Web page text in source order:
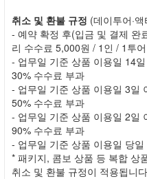
취소 및 환불 규정 (데이투어·
- 예약 확정 후(입금 및 결제 완
리 수수료 5,000원 / 1인 / 1투
- 업무일 기준 상품 이용일 14
30% 수수료 부과
- 업무일 기준 상품 이용일 3일
50% 수수료 부과
- 업무일 기준 상품 이용일 2일
90% 수수료 부과
- 업무일 기준 상품 이용일 당
* 패키지, 콤보 상품 등 복합 상
취소 및 환불 규정이 적용됩니